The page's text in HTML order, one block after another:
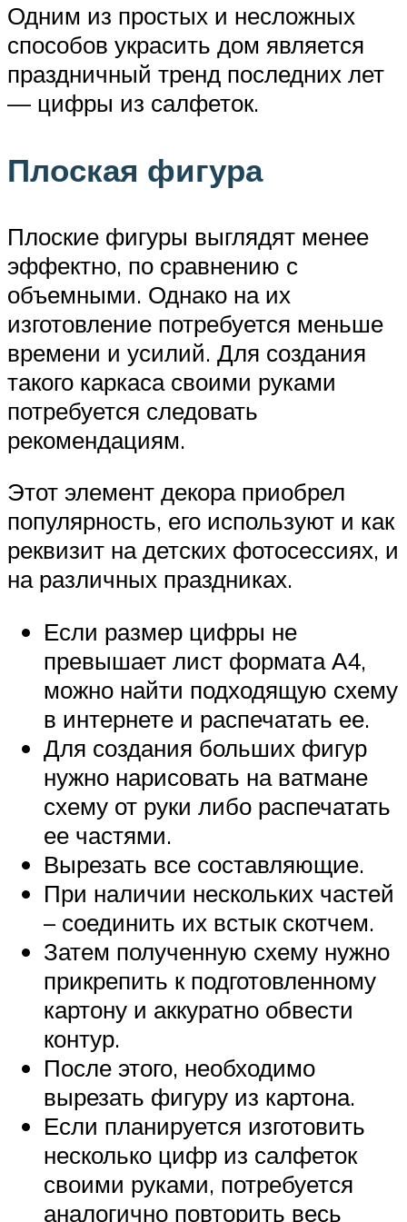
Одним из простых и несложных
способов украсить дом является
праздничный тренд последних лет
— цифры из салфеток.
Плоская фигура
Плоские фигуры выглядят менее
эффектно, по сравнению с
объемными. Однако на их
изготовление потребуется меньше
времени и усилий. Для создания
такого каркаса своими руками
потребуется следовать
рекомендациям.
Этот элемент декора приобрел
популярность, его используют и как
реквизит на детских фотосессиях, и
на различных праздниках.
Если размер цифры не
превышает лист формата А4,
можно найти подходящую схему
в интернете и распечатать ее.
Для создания больших фигур
нужно нарисовать на ватмане
схему от руки либо распечатать
ее частями.
Вырезать все составляющие.
При наличии нескольких частей
– соединить их встык скотчем.
Затем полученную схему нужно
прикрепить к подготовленному
картону и аккуратно обвести
контур.
После этого, необходимо
вырезать фигуру из картона.
Если планируется изготовить
несколько цифр из салфеток
своими руками, потребуется
аналогично повторить весь